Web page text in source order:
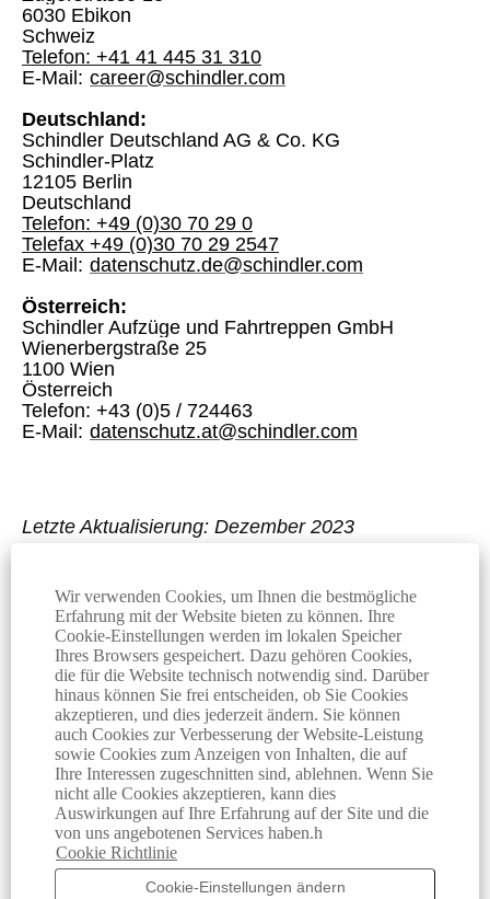
Wir verwenden Cookies, um Ihnen die bestmögliche
Erfahrung mit der Website bieten zu können. Ihre
Cookie-Einstellungen werden im lokalen Speicher
Ihres Browsers gespeichert. Dazu gehören Cookies,
die für die Website technisch notwendig sind. Darüber
hinaus können Sie frei entscheiden, ob Sie Cookies
akzeptieren, und dies jederzeit ändern. Sie können
auch Cookies zur Verbesserung der Website-Leistung
sowie Cookies zum Anzeigen von Inhalten, die auf
Ihre Interessen zugeschnitten sind, ablehnen. Wenn Sie
nicht alle Cookies akzeptieren, kann dies
Auswirkungen auf Ihre Erfahrung auf der Site und die
von uns angebotenen Services haben.h
Cookie Richtlinie
Cookie-Einstellungen ändern
6030 Ebikon
Schweiz
Telefon: +41 41 445 31 310
E-Mail: career@schindler.com
Deutschland:
Schindler Deutschland AG & Co. KG
Schindler-Platz
12105 Berlin
Deutschland
Telefon: +49 (0)30 70 29 0
Telefax +49 (0)30 70 29 2547
E-Mail: datenschutz.de@schindler.com
Österreich:
Schindler Aufzüge und Fahrtreppen GmbH
Wienerbergstraße 25
1100 Wien
Österreich
Telefon: +43 (0)5 / 724463
E-Mail: datenschutz.at@schindler.com
Letzte Aktualisierung: Dezember 2023
© Schindler 2026
Allgemeine Geschäftsbedingungen
Datenschutzerklärung
Cookie-Hinweis
Manager für Cookie-Einwilligungen